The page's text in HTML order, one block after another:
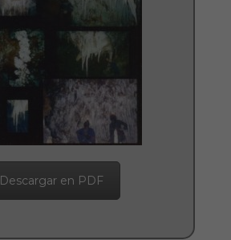
Descargar en PDF